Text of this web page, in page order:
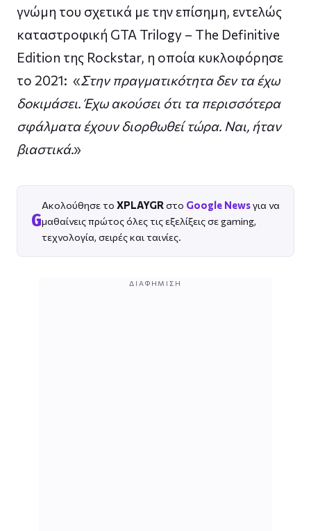
γνώμη του σχετικά με την επίσημη, εντελώς
καταστροφική GTA Trilogy – The Definitive
Edition της Rockstar, η οποία κυκλοφόρησε
το 2021: «Στην πραγματικότητα δεν τα έχω
δοκιμάσει. Έχω ακούσει ότι τα περισσότερα
σφάλματα έχουν διορθωθεί τώρα. Ναι, ήταν
βιαστικά.»
G
Ακολούθησε το XPLAYGR στο Google Newsγια να
μαθαίνεις πρώτος όλες τις εξελίξεις σε gaming,
τεχνολογία, σειρές και ταινίες.
ΔΙΑΦΉΜΙΣΗ